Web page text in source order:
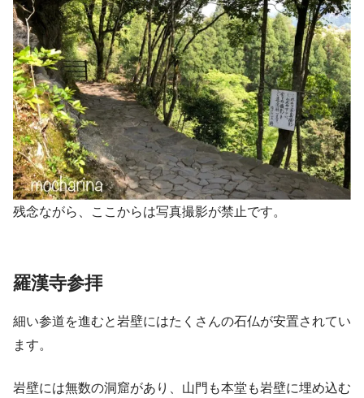
残念ながら、ここからは写真撮影が禁止です。
羅漢寺参拝
細い参道を進むと岩壁にはたくさんの石仏が安置されてい
ます。
岩壁には無数の洞窟があり、山門も本堂も岩壁に埋め込む